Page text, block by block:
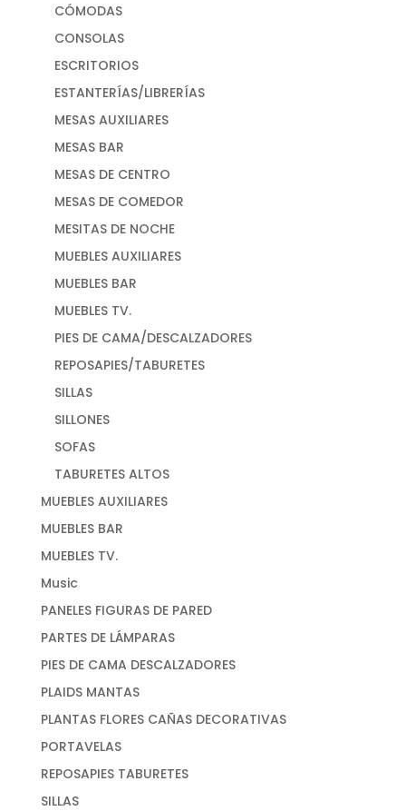
CÓMODAS
CONSOLAS
ESCRITORIOS
ESTANTERÍAS/LIBRERÍAS
MESAS AUXILIARES
MESAS BAR
MESAS DE CENTRO
MESAS DE COMEDOR
MESITAS DE NOCHE
MUEBLES AUXILIARES
MUEBLES BAR
MUEBLES TV.
PIES DE CAMA/DESCALZADORES
REPOSAPIES/TABURETES
SILLAS
SILLONES
SOFAS
TABURETES ALTOS
MUEBLES AUXILIARES
MUEBLES BAR
MUEBLES TV.
Music
PANELES FIGURAS DE PARED
PARTES DE LÁMPARAS
PIES DE CAMA DESCALZADORES
PLAIDS MANTAS
PLANTAS FLORES CAÑAS DECORATIVAS
PORTAVELAS
REPOSAPIES TABURETES
SILLAS